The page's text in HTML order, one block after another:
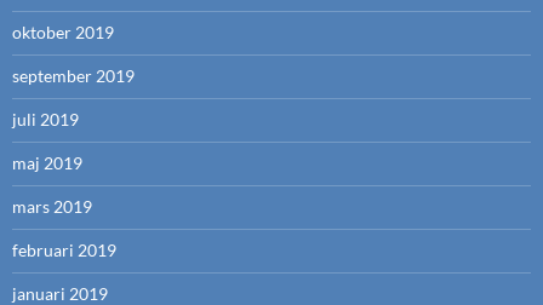
oktober 2019
september 2019
juli 2019
maj 2019
mars 2019
februari 2019
januari 2019